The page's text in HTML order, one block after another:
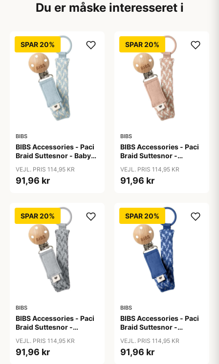
Du er måske interesseret i
SPAR 20%
BIBS
BIBS Accessories - Paci
Braid Suttesnor - Baby
VEJL. PRIS 114,95 KR
91,96 kr
SPAR 20%
BIBS
BIBS Accessories - Paci
Braid Suttesnor -
VEJL. PRIS 114,95 KR
91,96 kr
SPAR 20%
BIBS
BIBS Accessories - Paci
Braid Suttesnor -
VEJL. PRIS 114,95 KR
91,96 kr
SPAR 20%
BIBS
BIBS Accessories - Paci
Braid Suttesnor -
VEJL. PRIS 114,95 KR
91,96 kr